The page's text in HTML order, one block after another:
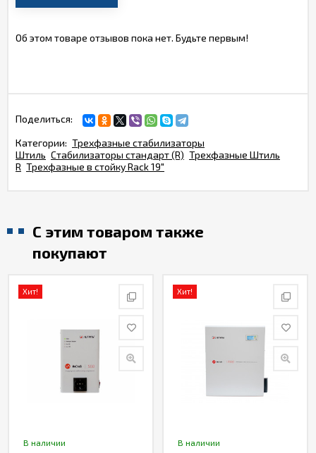
Об этом товаре отзывов пока нет. Будьте первым!
Поделиться:
Категории: Трехфазные стабилизаторы
Штиль Стабилизаторы стандарт (R) Трехфазные Штиль
R Трехфазные в стойку Rack 19"
С этим товаром также
покупают
Хит!
В наличии
Хит!
В наличии